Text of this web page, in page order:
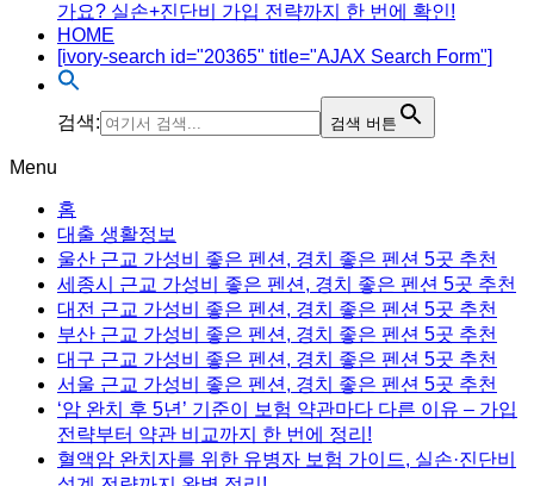
가요? 실손+진단비 가입 전략까지 한 번에 확인!
HOME
[ivory-search id="20365" title="AJAX Search Form"]
검색: 검색 버튼
Menu
홈
대출 생활정보
울산 근교 가성비 좋은 펜션, 경치 좋은 펜션 5곳 추천
세종시 근교 가성비 좋은 펜션, 경치 좋은 펜션 5곳 추천
대전 근교 가성비 좋은 펜션, 경치 좋은 펜션 5곳 추천
부산 근교 가성비 좋은 펜션, 경치 좋은 펜션 5곳 추천
대구 근교 가성비 좋은 펜션, 경치 좋은 펜션 5곳 추천
서울 근교 가성비 좋은 펜션, 경치 좋은 펜션 5곳 추천
‘암 완치 후 5년’ 기준이 보험 약관마다 다른 이유 – 가입
전략부터 약관 비교까지 한 번에 정리!
혈액암 완치자를 위한 유병자 보험 가이드, 실손·진단비